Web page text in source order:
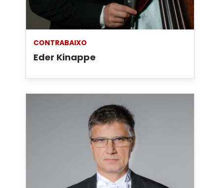
CONTRABAIXO
Eder Kinappe